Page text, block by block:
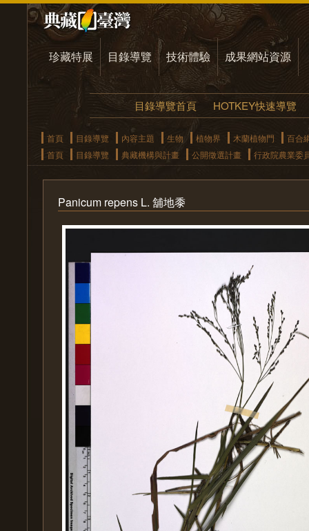
珍藏特展 目錄導覽 技術體驗 成果網站資源
目錄導覽首頁 HOTKEY快速導覽
首頁 目錄導覽 內容主題 生物 植物界 木蘭植物門
百合
首頁
目錄導覽 典藏機構與計畫 公開徵選計畫 行政院農業委
Panicum repens L. 舖地黍